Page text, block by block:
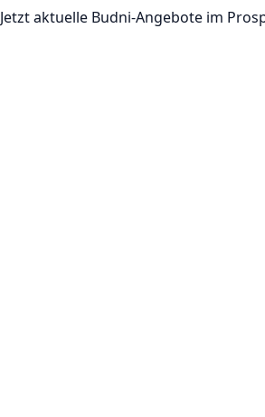
Jetzt aktuelle Budni-Angebote im